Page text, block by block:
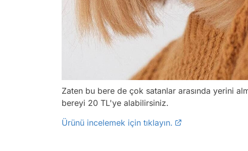
Zaten bu bere de çok satanlar arasında yerini
bereyi 20 TL'ye alabilirsiniz.
Ürünü incelemek için tıklayın.